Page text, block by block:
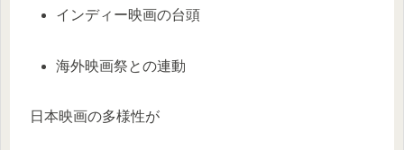
インディー映画の台頭
海外映画祭との連動
日本映画の多様性が